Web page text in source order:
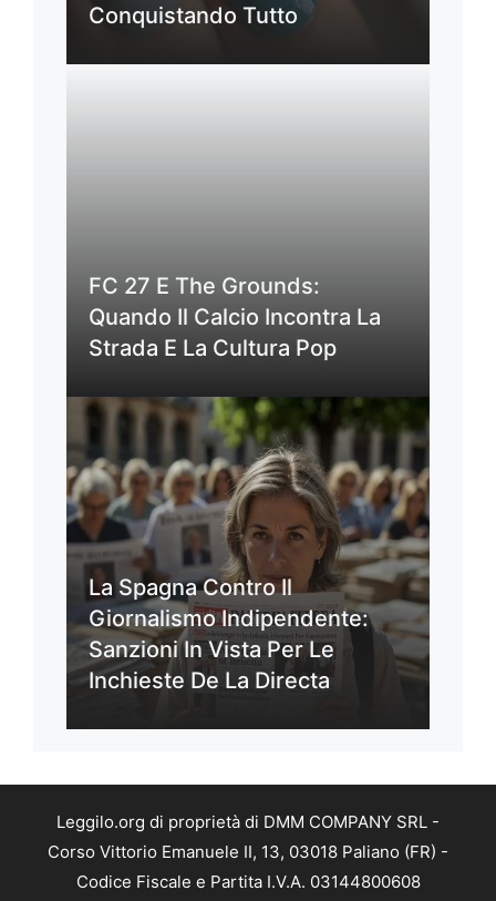
Conquistando Tutto
FC 27 E The Grounds:
Quando Il Calcio Incontra La
Strada E La Cultura Pop
La Spagna Contro Il
Giornalismo Indipendente:
Sanzioni In Vista Per Le
Inchieste De La Directa
Leggilo.org di proprietà di DMM COMPANY SRL -
Corso Vittorio Emanuele II, 13, 03018 Paliano (FR) -
Codice Fiscale e Partita I.V.A. 03144800608